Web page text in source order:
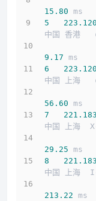
15.80 ms
5
223.120
中国 香港
9.17 ms
6
223.120
中国 上海
56.60 ms
7
221.183
中国 上海
29.25 ms
8
221.183
中国 上海
213.22 ms